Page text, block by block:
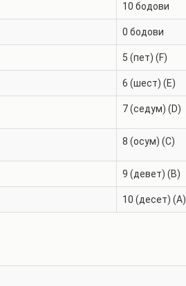
10 бодови
0 бодови
5 (пет) (F)
6 (шест) (E)
7 (седум) (D)
8 (осум) (C)
9 (девет) (B)
10 (десет) (A)